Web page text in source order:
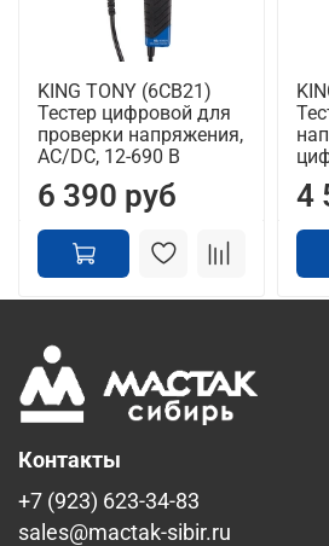
KING TONY (6CB21)
Тестер цифровой для
проверки напряжения,
AC/DC, 12-690 В
6 390 руб 4
Контакты
+7 (923) 623-34-83
sales@mactak-sibir.ru